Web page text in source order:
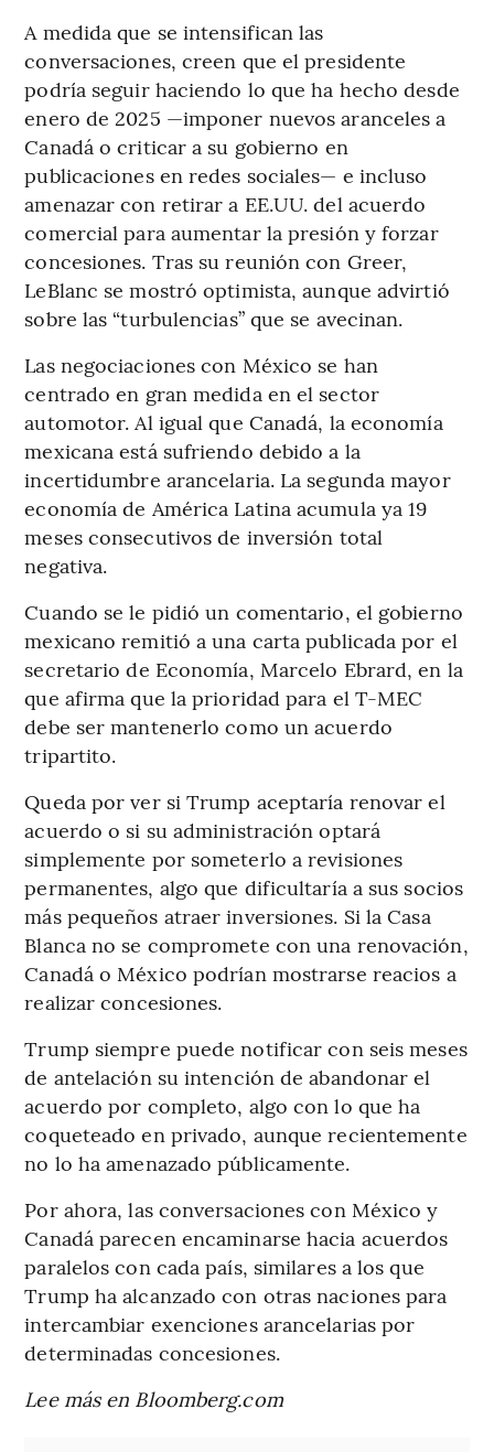
A medida que se intensifican las
conversaciones, creen que el presidente
podría seguir haciendo lo que ha hecho desde
enero de 2025 —imponer nuevos aranceles a
Canadá o criticar a su gobierno en
publicaciones en redes sociales— e incluso
amenazar con retirar a EE.UU. del acuerdo
comercial para aumentar la presión y forzar
concesiones. Tras su reunión con Greer,
LeBlanc se mostró optimista, aunque advirtió
sobre las “turbulencias” que se avecinan.
Las negociaciones con México se han
centrado en gran medida en el sector
automotor. Al igual que Canadá, la economía
mexicana está sufriendo debido a la
incertidumbre arancelaria. La segunda mayor
economía de América Latina acumula ya 19
meses consecutivos de inversión total
negativa.
Cuando se le pidió un comentario, el gobierno
mexicano remitió a una carta publicada por el
secretario de Economía, Marcelo Ebrard, en la
que afirma que la prioridad para el T-MEC
debe ser mantenerlo como un acuerdo
tripartito.
Queda por ver si Trump aceptaría renovar el
acuerdo o si su administración optará
simplemente por someterlo a revisiones
permanentes, algo que dificultaría a sus socios
más pequeños atraer inversiones. Si la Casa
Blanca no se compromete con una renovación,
Canadá o México podrían mostrarse reacios a
realizar concesiones.
Trump siempre puede notificar con seis meses
de antelación su intención de abandonar el
acuerdo por completo, algo con lo que ha
coqueteado en privado, aunque recientemente
no lo ha amenazado públicamente.
Por ahora, las conversaciones con México y
Canadá parecen encaminarse hacia acuerdos
paralelos con cada país, similares a los que
Trump ha alcanzado con otras naciones para
intercambiar exenciones arancelarias por
determinadas concesiones.
Lee más en Bloomberg.com